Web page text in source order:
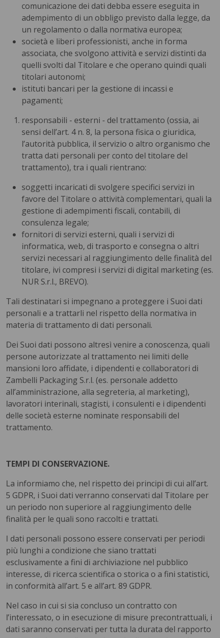
comunicazione dei dati debba essere eseguita in
adempimento di un obbligo previsto dalla legge, da
un regolamento o dalla normativa europea;
società e liberi professionisti, anche in forma
associata, che svolgono attività e servizi distinti da
quelli svolti dal Titolare e che operano quindi quali
titolari autonomi;
istituti bancari per la gestione di incassi e
pagamenti;
responsabili - esterni - del trattamento (ossia, ai
sensi dell’art. 4 n. 8, la persona fisica o giuridica,
l’autorità pubblica, il servizio o altro organismo che
tratta dati personali per conto del titolare del
trattamento), tra i quali rientrano:
soggetti incaricati di svolgere specifici servizi in
favore del Titolare o attività complementari, quali la
gestione di adempimenti fiscali, contabili, di
consulenza legale;
fornitori di servizi esterni, quali i servizi di
informatica, web, di trasporto e consegna o altri
servizi necessari al raggiungimento delle finalità del
titolare, ivi compresi i servizi di digital marketing (es.
NUR S.r.l., BREVO).
Tali destinatari si impegnano a proteggere i Suoi dati
personali e a trattarli nel rispetto della normativa in
materia di trattamento di dati personali.
Dei Suoi dati possono altresì venire a conoscenza, quali
persone autorizzate al trattamento nei limiti delle
mansioni loro affidate, i dipendenti e collaboratori di
Zambelli Packaging S.r.l. (es. personale addetto
all’amministrazione, alla segreteria, al marketing),
lavoratori interinali, stagisti, i consulenti e i dipendenti
delle società esterne nominate responsabili del
trattamento.
TEMPI DI CONSERVAZIONE.
La informiamo che, nel rispetto dei principi di cui all’art.
5 GDPR, i Suoi dati verranno conservati dal Titolare per
un periodo non superiore al raggiungimento delle
finalità per le quali sono raccolti e trattati.
I dati personali possono essere conservati per periodi
più lunghi a condizione che siano trattati
esclusivamente a fini di archiviazione nel pubblico
interesse, di ricerca scientifica o storica o a fini statistici,
in conformità all’art. 5 e all’art. 89 GDPR.
Nel caso in cui si sia concluso un contratto con
l’interessato, o in esecuzione di misure precontrattuali, i
dati saranno conservati per tutta la durata del rapporto